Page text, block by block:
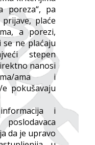
poreza“, pa
plaće
a porezi,
ne plaćaju
stepen
nanosi
ama i
pokušavaju
i
da je upravo